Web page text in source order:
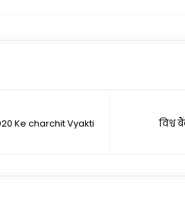
विश्व
Ke charchit Vyakti